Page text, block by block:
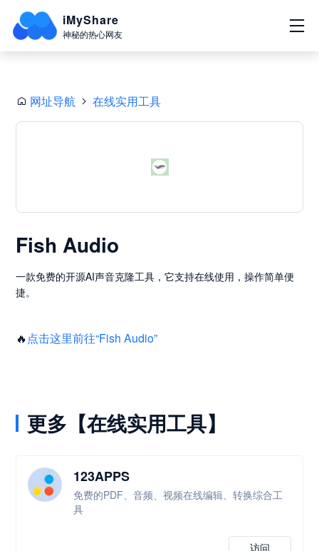
iMyShare
神秘的热心网友
网址导航 在线实用工具
Fish Audio
一款免费的开源AI声音克隆工具，它支持在线使用，操作简单便
捷。
🔥 点击这里前往“Fish Audio”
更多【在线实用工具】
123APPS
免费的PDF、音频、视频在线编辑、转换综合工
具
访问